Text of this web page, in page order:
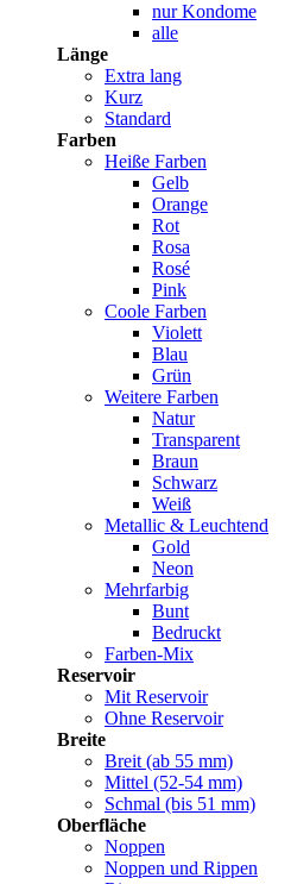
nur Kondome
alle
Länge
Extra lang
Kurz
Standard
Farben
Heiße Farben
Gelb
Orange
Rot
Rosa
Rosé
Pink
Coole Farben
Violett
Blau
Grün
Weitere Farben
Natur
Transparent
Braun
Schwarz
Weiß
Metallic & Leuchtend
Gold
Neon
Mehrfarbig
Bunt
Bedruckt
Farben-Mix
Reservoir
Mit Reservoir
Ohne Reservoir
Breite
Breit (ab 55 mm)
Mittel (52-54 mm)
Schmal (bis 51 mm)
Oberfläche
Noppen
Noppen und Rippen